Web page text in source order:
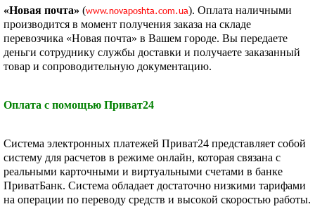
«Новая почта» (www.novaposhta.com.ua). Оплата наличными
производится в момент получения заказа на складе
перевозчика «Новая почта» в Вашем городе. Вы передаете
деньги сотруднику службы доставки и получаете заказанный
товар и сопроводительную документацию.
Оплата с помощью Приват24
Система электронных платежей Приват24 представляет собой
систему для расчетов в режиме онлайн, которая связана с
реальными карточными и виртуальными счетами в банке
ПриватБанк. Система обладает достаточно низкими тарифами
на операции по переводу средств и высокой скоростью работы.